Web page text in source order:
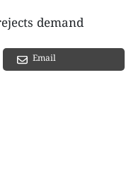
demand
Email